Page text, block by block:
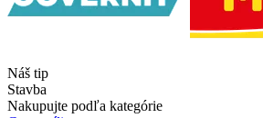
Náš tip
Stavba
Nakupujte podľa kategórie